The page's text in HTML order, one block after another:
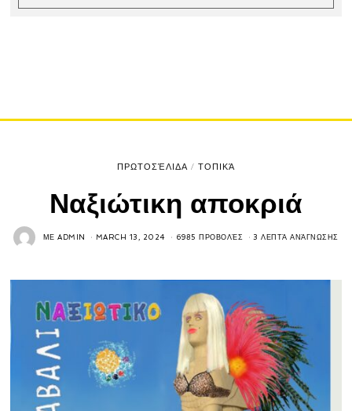
ΠΡΩΤΟΣΈΛΙΔΑ / ΤΟΠΙΚΆ
Ναξιώτικη αποκριά
ΜΕADMIN MARCH 13, 2024 6985 ΠΡΟΒΟΛΈΣ 3 ΛΕΠΤΆ ΑΝΆΓΝΩΣΗΣ